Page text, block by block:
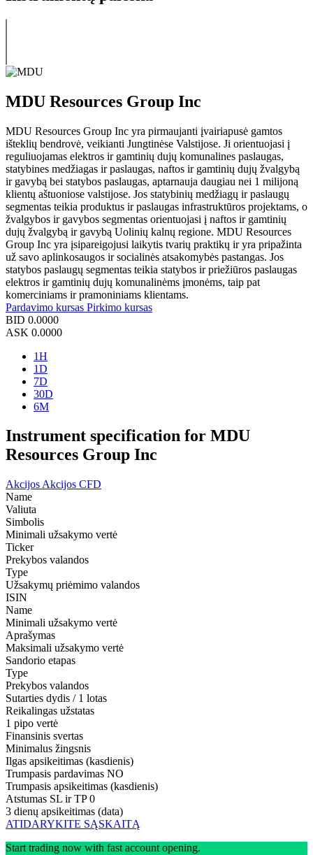
MDU Resources Group Inc
MDU Resources Group Inc yra pirmaujanti įvairiapusė gamtos
išteklių bendrovė, veikianti Jungtinėse Valstijose. Ji orientuojasi į
reguliuojamas elektros ir gamtinių dujų komunalines paslaugas,
statybines medžiagas ir paslaugas, naftos ir gamtinių dujų žvalgybą
ir gavybą bei statybos paslaugas, aptarnauja daugiau nei 1 milijoną
klientų aštuoniose valstijose. Jos statybinių medžiagų ir paslaugų
segmentas teikia produktus ir paslaugas infrastruktūros projektams, o
žvalgybos ir gavybos segmentas orientuojasi į naftos ir gamtinių
dujų žvalgybą ir gavybą Uolinių kalnų regione. MDU Resources
Group Inc yra įsipareigojusi laikytis tvarių praktikų ir yra pripažinta
už savo aplinkosaugos ir socialinės atsakomybės pastangas. Jos
statybos paslaugų segmentas teikia statybos ir priežiūros paslaugas
elektros ir gamtinių dujų komunalinėms įmonėms, taip pat
komerciniams ir pramoniniams klientams.
Pardavimo kursas Pirkimo kursas
BID 0.0000
ASK 0.0000
1H
1D
7D
30D
6M
Instrument specification for MDU
Resources Group Inc
Akcijos Akcijos CFD
Name
Valiuta
Simbolis
Minimali užsakymo vertė
Ticker
Prekybos valandos
Type
Užsakymų priėmimo valandos
ISIN
Name
Minimali užsakymo vertė
Aprašymas
Maksimali užsakymo vertė
Sandorio etapas
Type
Prekybos valandos
Sutarties dydis / 1 lotas
Reikalingas užstatas
1 pipo vertė
Finansinis svertas
Minimalus žingsnis
Ilgas apsikeitimas (kasdienis)
Trumpasis pardavimas NO
Trumpasis apsikeitimas (kasdienis)
Atstumas SL ir TP 0
3 dienų apsikeitimas (data)
ATIDARYKITE SĄSKAITĄ
Start trading now with fast account opening.